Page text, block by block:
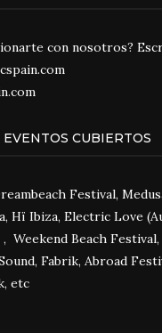
con nosotros?
EVENTOS CUBIERTOS
Festival,
Hï Ibiza, Electric Love
Weekend Beach Festival,
Fabrik, Abroad
etc